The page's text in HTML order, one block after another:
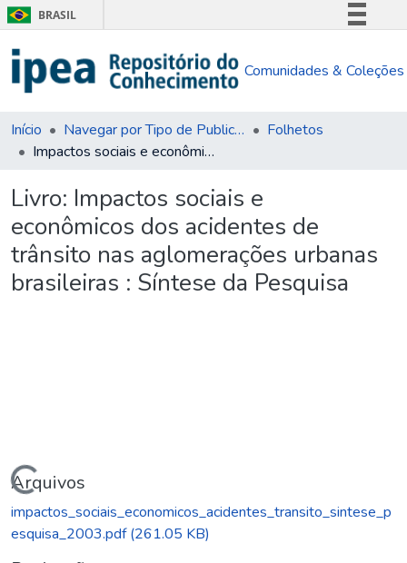
BRASIL
Comunica BR
Acesso à informação
Comunidades & Coleções
Início Navegar por Tipo de Publicação
Folhetos
Impactos sociais e econômicos dos acidentes de trânsito nas aglomerações urbanas brasileiras : Síntese da Pesquisa
Livro: Impactos sociais e
econômicos dos acidentes de
trânsito nas aglomerações urbanas
brasileiras : Síntese da Pesquisa
Arquivos
impactos_sociais_economicos_acidentes_transito_sintese_p
esquisa_2003.pdf(261.05 KB)